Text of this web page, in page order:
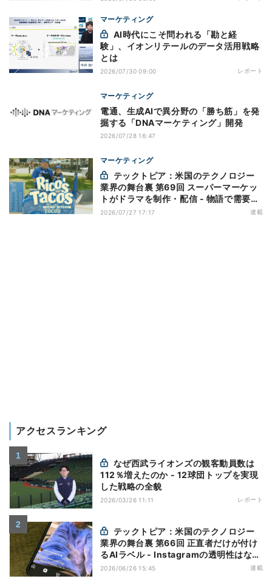
マーケティング
験」、イオンリテールのデータ活用戦略
とは
2026/07/30 09:00 レポート
マーケティング
電通、生成AIで異分野の「勝ち筋」を発
掘する「DNAマーケティング」開発
2026/07/28 16:47
マーケティング
業界の舞台裏 第69回 スーパーマーケッ
トがドラマを制作・配信 - 物語で需要を
演出する小売メディア
2026/07/27 17:17 連載
アクセスランキング
112％増えたのか - 12球団トップを実現
した戦略の全貌
2026/03/26 11:11 レポート
業界の舞台裏 第66回 正直者だけが付け
るAIラベル - Instagramの透明性はなぜ
逆効果になり得るのか
2026/06/26 15:45 連載